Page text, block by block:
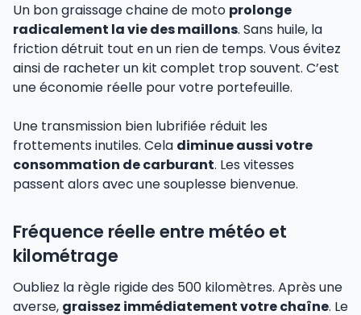
Un bon graissage chaine de moto prolonge
radicalement la vie des maillons. Sans huile, la
friction détruit tout en un rien de temps. Vous évitez
ainsi de racheter un kit complet trop souvent. C’est
une économie réelle pour votre portefeuille.
Une transmission bien lubrifiée réduit les
frottements inutiles. Cela diminue aussi votre
consommation de carburant. Les vitesses
passent alors avec une souplesse bienvenue.
Fréquence réelle entre météo et
kilométrage
Oubliez la règle rigide des 500 kilomètres. Après une
averse, graissez immédiatement votre chaîne. Le